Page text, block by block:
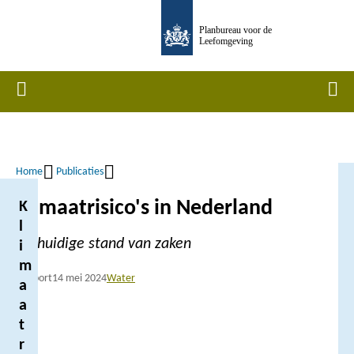
inhoud
Planbureau voor de
Leefomgeving
Home
Kruimelpad
Home Publicaties
Klimaatrisico's in Nederland
De huidige stand van zaken
Rapport14 mei 2024Water
K
l
i
m
a
a
t
r